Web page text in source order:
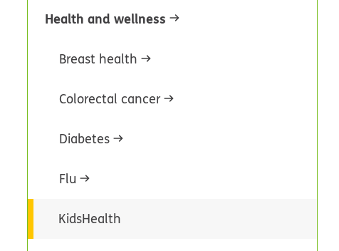
Health and wellness
Breast health
Colorectal cancer
Diabetes
Flu
KidsHealth